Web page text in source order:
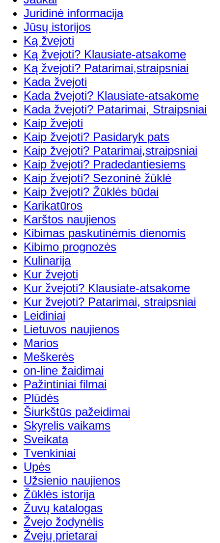
Juridinė informacija
Jūsų istorijos
Ką žvejoti
Ką žvejoti? Klausiate-atsakome
Ką žvejoti? Patarimai,straipsniai
Kada žvejoti
Kada žvejoti? Klausiate-atsakome
Kada žvejoti? Patarimai, Straipsniai
Kaip žvejoti
Kaip žvejoti? Pasidaryk pats
Kaip žvejoti? Patarimai,straipsniai
Kaip žvejoti? Pradedantiesiems
Kaip žvejoti? Sezoninė žūklė
Kaip žvejoti? Žūklės būdai
Karikatūros
Karštos naujienos
Kibimas paskutinėmis dienomis
Kibimo prognozės
Kulinarija
Kur žvejoti
Kur žvejoti? Klausiate-atsakome
Kur žvejoti? Patarimai, straipsniai
Leidiniai
Lietuvos naujienos
Marios
Meškerės
on-line žaidimai
Pažintiniai filmai
Plūdės
Šiurkštūs pažeidimai
Skyrelis vaikams
Sveikata
Tvenkiniai
Upės
Užsienio naujienos
Žūklės istorija
Žuvų katalogas
Žvejo žodynėlis
Žvejų prietarai